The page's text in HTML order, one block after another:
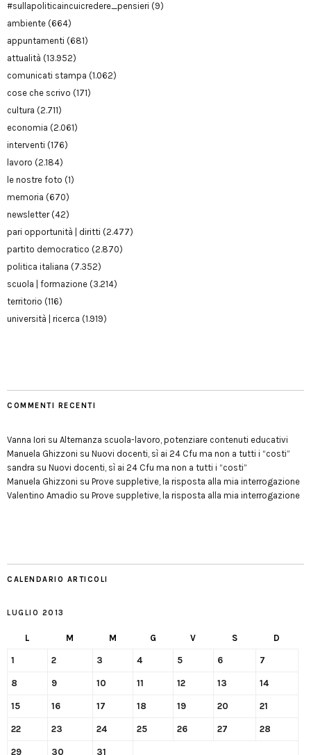
#sullapoliticaincuicredere_pensieri (9)
ambiente (664)
appuntamenti (681)
attualità (13.952)
comunicati stampa (1.062)
cose che scrivo (171)
cultura (2.711)
economia (2.061)
interventi (176)
lavoro (2.184)
le nostre foto (1)
memoria (670)
newsletter(42)
pari opportunità | diritti (2.477)
partito democratico (2.870)
politica italiana (7.352)
scuola | formazione (3.214)
territorio (116)
università | ricerca (1.919)
COMMENTI RECENTI
Vanna Iori su Alternanza scuola-lavoro, potenziare contenuti educativi
Manuela Ghizzoni su Nuovi docenti, sì ai 24 Cfu ma non a tutti i “costi”
sandra su Nuovi docenti, sì ai 24 Cfu ma non a tutti i “costi”
Manuela Ghizzoni su Prove suppletive, la risposta alla mia interrogazione
Valentino Amadio su Prove suppletive, la risposta alla mia interrogazione
CALENDARIO ARTICOLI
LUGLIO 2013
L M M G V S D
1 2 3 4 5 6 7
8 9 10 11 12 13 14
15 16 17 18 19 20 21
22 23 24 25 26 27 28
29 30 31